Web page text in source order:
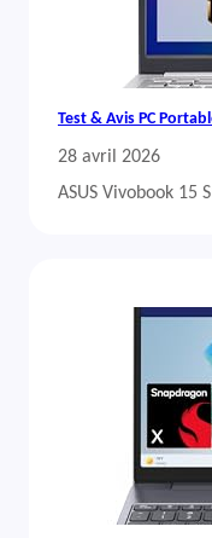
Test & Avis PC
28 avril 2026
ASUS Vivobook